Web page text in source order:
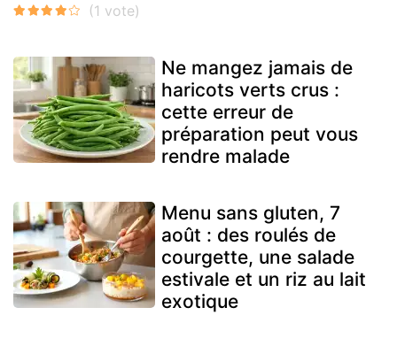
Ne mangez jamais de
haricots verts crus :
cette erreur de
préparation peut vous
rendre malade
Menu sans gluten, 7
août : des roulés de
courgette, une salade
estivale et un riz au lait
exotique